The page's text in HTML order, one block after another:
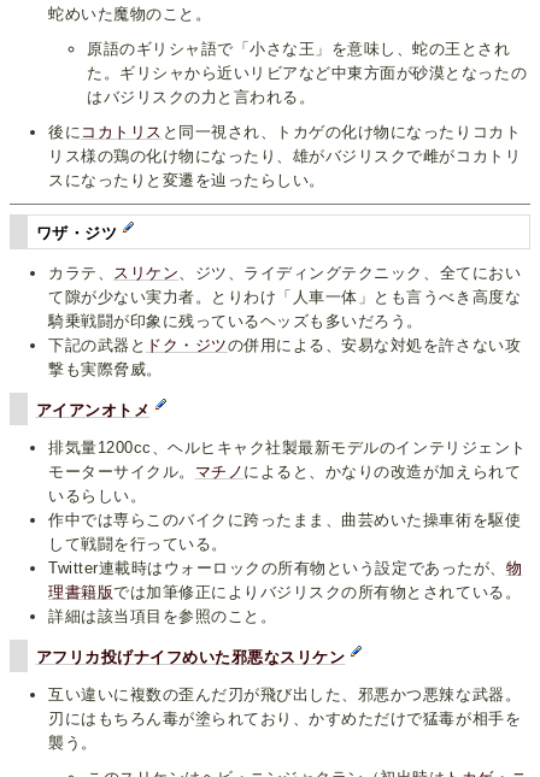
蛇めいた魔物のこと。
原語のギリシャ語で「小さな王」を意味し、蛇の王とされ
た。ギリシャから近いリビアなど中東方面が砂漠となったの
はバジリスクの力と言われる。
後に コカトリス と同一視され、トカゲの化け物になったりコカト
リス様の鶏の化け物になったり、雄がバジリスクで雌がコカトリ
スになったりと変遷を辿ったらしい。
ワザ・ジツ
カラテ、 スリケン 、ジツ、ライディングテクニック、全てにおい
て隙が少ない実力者。とりわけ「人車一体」とも言うべき高度な
騎乗戦闘が印象に残っているヘッズも多いだろう。
下記の武器と ドク・ジツの併用による、安易な対処を許さない攻
撃も実際脅威。
アイアンオトメ
排気量1200cc、ヘルヒキャク社製最新モデルのインテリジェント
モーターサイクル。 マチノ によると、かなりの改造が加えられて
いるらしい。
作中では専らこのバイクに跨ったまま、曲芸めいた操車術を駆使
して戦闘を行っている。
Twitter連載時はウォーロックの所有物という設定であったが、 物
理書籍版では加筆修正によりバジリスクの所有物とされている。
詳細は該当項目を参照のこと。
アフリカ投げナイフめいた邪悪なスリケン
互い違いに複数の歪んだ刃が飛び出した、邪悪かつ悪辣な武器。
刃にはもちろん毒が塗られており、かすめただけで猛毒が相手を
襲う。